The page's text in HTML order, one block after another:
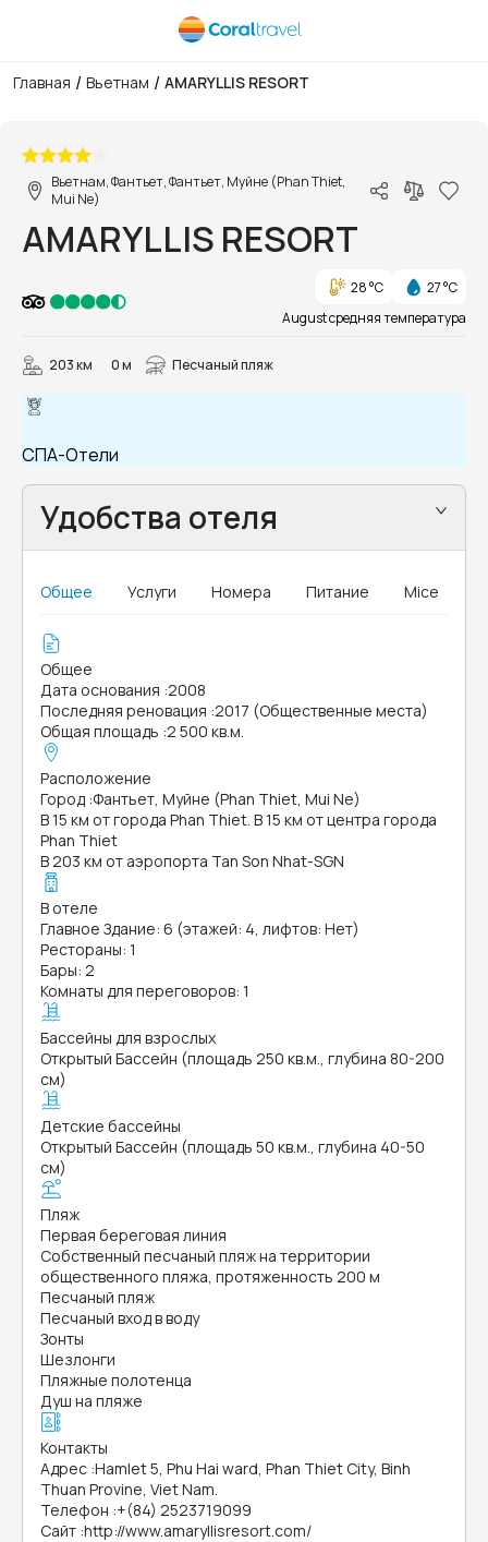
Главная / Вьетнам / AMARYLLIS RESORT
Вьетнам, Фантьет, Фантьет, Муйне (Phan Thiet,
Mui Ne)
AMARYLLIS RESORT
28 °C
27 °C
August средняя температура
203 км 0 м Песчаный пляж
СПА-Отели
Удобства отеля
Общее Услуги Номера Питание Mice
Общее
Дата основания :2008
Последняя реновация :2017 (Общественные места)
Общая площадь :2 500 кв.м.
Расположение
Город :Фантьет, Муйне (Phan Thiet, Mui Ne)
В 15 км от города Phan Thiet. В 15 км от центра города
Phan Thiet
В 203 км от аэропорта Tan Son Nhat-SGN
В отеле
Главное Здание: 6 (этажей: 4, лифтов: Нет)
Рестораны: 1
Бары: 2
Комнаты для переговоров: 1
Бассейны для взрослых
Открытый Бассейн (площадь 250 кв.м., глубина 80-200
см)
Детские бассейны
Открытый Бассейн (площадь 50 кв.м., глубина 40-50
см)
Пляж
Первая береговая линия
Собственный песчаный пляж на территории
общественного пляжа, протяженность 200 м
Песчаный пляж
Песчаный вход в воду
Зонты
Шезлонги
Пляжные полотенца
Душ на пляже
Контакты
Адрес :Hamlet 5, Phu Hai ward, Phan Thiet City, Binh
Thuan Provine, Viet Nam.
Телефон :+(84) 2523719099
Сайт :http://www.amaryllisresort.com/